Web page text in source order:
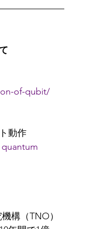
of-qubit/
動作
構（TNO）